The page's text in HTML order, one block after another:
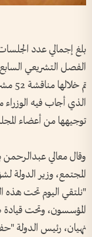
بلغ إجمالي عدد
توجيهها من أعضاء
وقال معالي
المجتمع، وزير الدولة
"نلتقي اليوم تحت هذه
المؤسسون، وتحت
نهيان، رئيس الدولة